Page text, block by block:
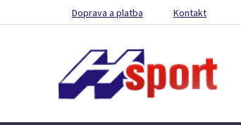
Doprava a platba Kontakt